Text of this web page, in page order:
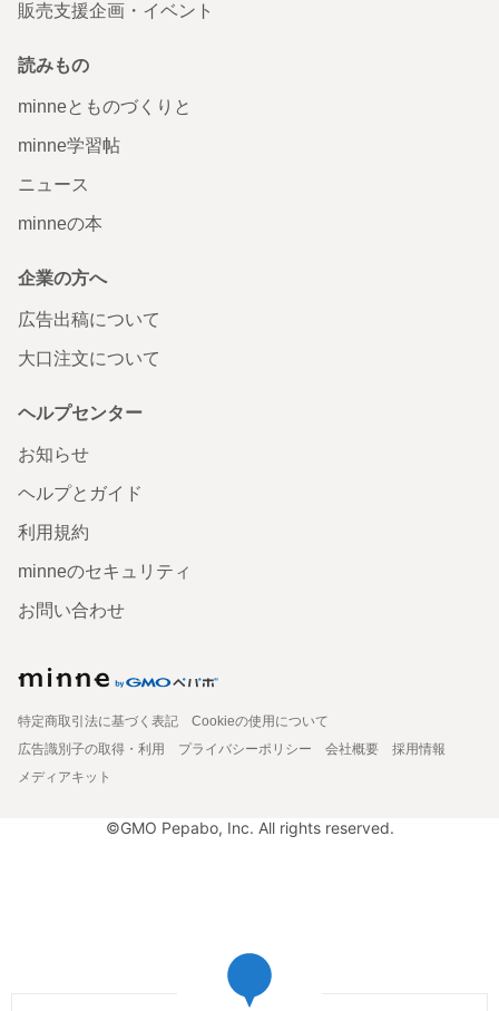
販売支援企画・イベント
読みもの
minneとものづくりと
minne学習帖
ニュース
minneの本
企業の方へ
広告出稿について
大口注文について
ヘルプセンター
お知らせ
ヘルプとガイド
利用規約
minneのセキュリティ
お問い合わせ
特定商取引法に基づく表記
Cookieの使用について
広告識別子の取得・利用
プライバシーポリシー 会社概要
採用情報
メディアキット
©GMO Pepabo, Inc. All rights reserved.